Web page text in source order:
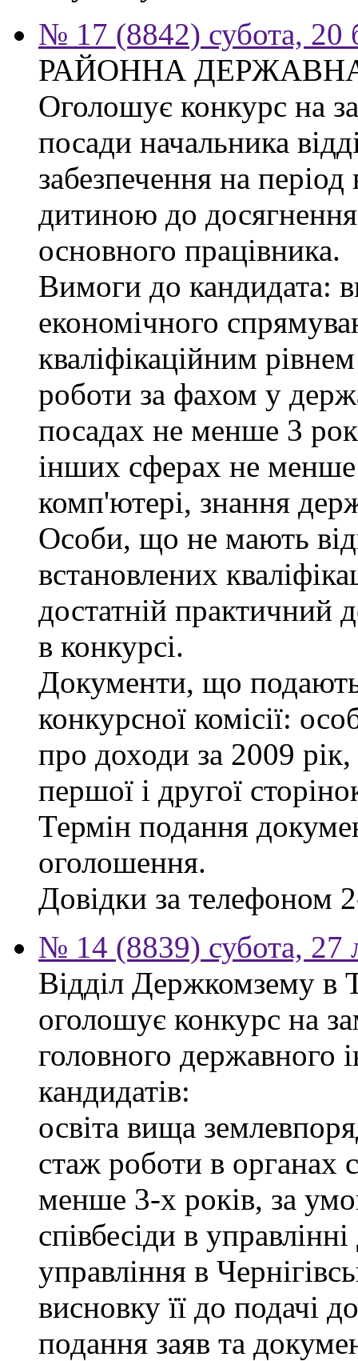
№ 17 (8842) субота, 20
РАЙОННА
Оголошує конкурс на
посади начальника
забезпечення на
дитиною до
основного працівника.
Вимоги до кандидата:
економічного
кваліфікаційним
роботи за фахом у
посадах не менше 3
інших сферах не
комп'ютері, знання
Особи, що не мають
встановлених
достатній практичний
в конкурсі.
Документи, що
конкурсної комісії:
про доходи за 2009 рік,
першої і другої
Термін подання
оголошення.
Довідки за телефоном
№ 14 (8839) субота, 27
Відділ Держкомзему в
оголошує конкурс на
головного державного
кандидатів:
освіта вища
стаж роботи в органах
менше 3-х років, за
співбесіди в
управління в
висновку її до подачі
подання заяв та